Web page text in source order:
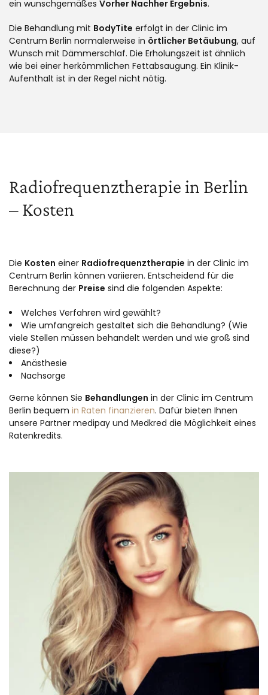
ein wunschgemäßes Vorher Nachher Ergebnis.
Die Behandlung mit BodyTite erfolgt in der Clinic im
Centrum Berlin normalerweise in örtlicher Betäubung, auf
Wunsch mit Dämmerschlaf. Die Erholungszeit ist ähnlich
wie bei einer herkömmlichen Fettabsaugung. Ein Klinik-
Aufenthalt ist in der Regel nicht nötig.
Radiofrequenztherapie in Berlin
– Kosten
Die Kosten einer Radiofrequenztherapie in der Clinic im
Centrum Berlin können variieren. Entscheidend für die
Berechnung der Preise sind die folgenden Aspekte:
Welches Verfahren wird gewählt?
Wie umfangreich gestaltet sich die Behandlung? (Wie
viele Stellen müssen behandelt werden und wie groß sind
diese?)
Anästhesie
Nachsorge
Gerne können Sie Behandlungen in der Clinic im Centrum
Berlin bequem in Raten finanzieren. Dafür bieten Ihnen
unsere Partner medipay und Medkred die Möglichkeit eines
Ratenkredits.